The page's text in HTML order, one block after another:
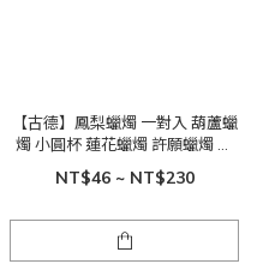
【古德】鳳梨蠟燭 一對入 葫蘆蠟
燭 小圓杯 蓮花蠟燭 許願蠟燭 金
紙 拜拜蠟燭 蠟燭零售
NT$46 ~ NT$230